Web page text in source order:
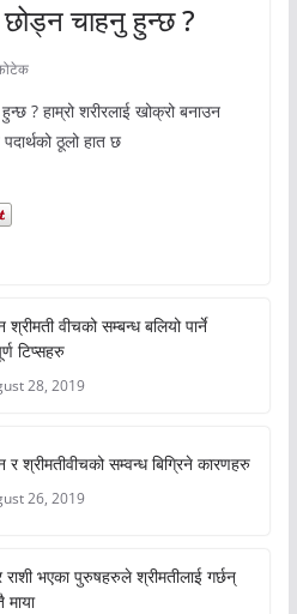
छोड्न चाहनु हुन्छ ?
? हाम्रो शरीरलाई खोक्रो बनाउन
ठूलो हात छ
श्रीमती वीचको सम्बन्ध बलियो पार्ने
टिप्सहरु
28, 2019
र श्रीमतीवीचको सम्वन्ध बिग्रिने कारणहरु
26, 2019
राशी भएका पुरुषहरुले श्रीमतीलाई गर्छन्
माया